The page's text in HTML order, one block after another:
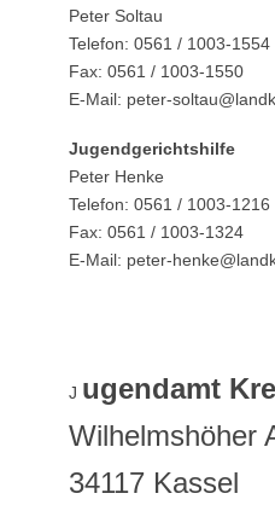
Peter Soltau
Telefon: 0561 / 1003-1554
Fax: 0561 / 1003-1550
E-Mail: peter-
Jugendgerichtshilfe
Peter Henke
Telefon: 0561 / 1003-1216
Fax: 0561 / 1003-1324
E-Mail: peter-
J ugendamt
Wilhelmshöher
34117 Kassel